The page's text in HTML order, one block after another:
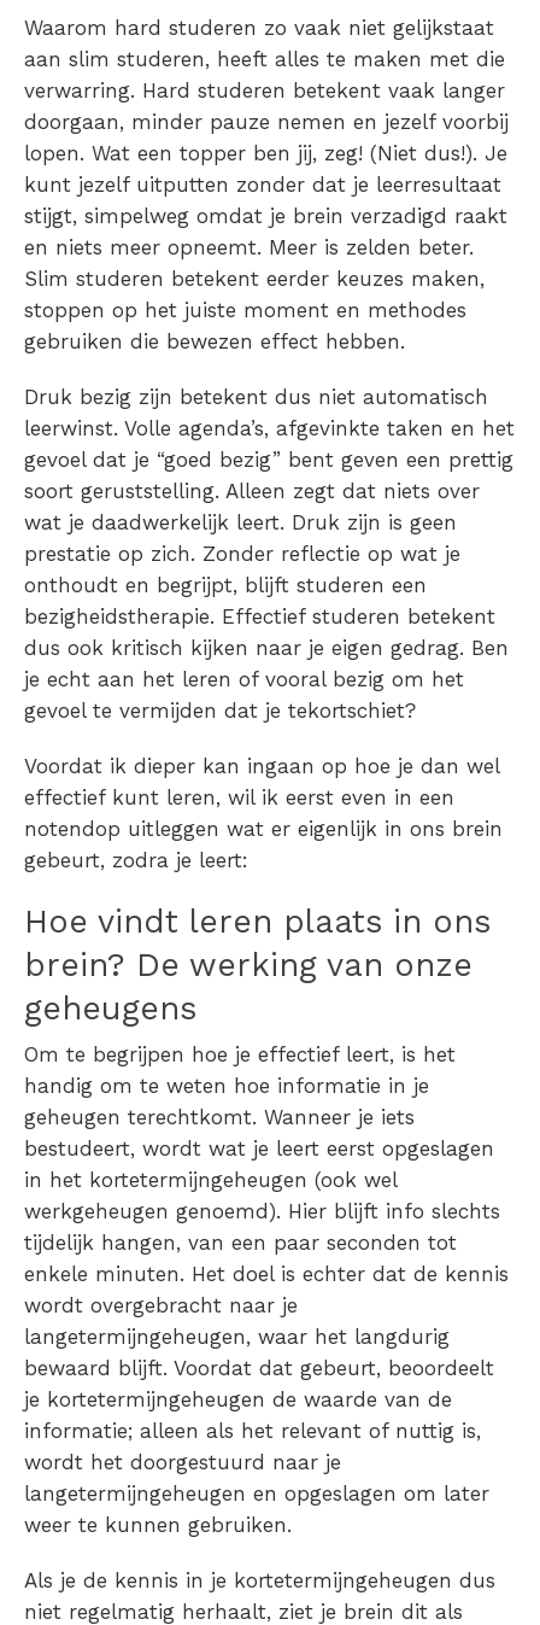
Waarom hard studeren zo vaak niet gelijkstaat
aan slim studeren, heeft alles te maken met die
verwarring. Hard studeren betekent vaak langer
doorgaan, minder pauze nemen en jezelf voorbij
lopen. Wat een topper ben jij, zeg! (Niet dus!). Je
kunt jezelf uitputten zonder dat je leerresultaat
stijgt, simpelweg omdat je brein verzadigd raakt
en niets meer opneemt. Meer is zelden beter.
Slim studeren betekent eerder keuzes maken,
stoppen op het juiste moment en methodes
gebruiken die bewezen effect hebben.
Druk bezig zijn betekent dus niet automatisch
leerwinst. Volle agenda’s, afgevinkte taken en het
gevoel dat je “goed bezig” bent geven een prettig
soort geruststelling. Alleen zegt dat niets over
wat je daadwerkelijk leert. Druk zijn is geen
prestatie op zich. Zonder reflectie op wat je
onthoudt en begrijpt, blijft studeren een
bezigheidstherapie. Effectief studeren betekent
dus ook kritisch kijken naar je eigen gedrag. Ben
je echt aan het leren of vooral bezig om het
gevoel te vermijden dat je tekortschiet?
Voordat ik dieper kan ingaan op hoe je dan wel
effectief kunt leren, wil ik eerst even in een
notendop uitleggen wat er eigenlijk in ons brein
gebeurt, zodra je leert:
Hoe vindt leren plaats in ons
brein? De werking van onze
geheugens
Om te begrijpen hoe je effectief leert, is het
handig om te weten hoe informatie in je
geheugen terechtkomt. Wanneer je iets
bestudeert, wordt wat je leert eerst opgeslagen
in het kortetermijngeheugen (ook wel
werkgeheugen genoemd). Hier blijft info slechts
tijdelijk hangen, van een paar seconden tot
enkele minuten. Het doel is echter dat de kennis
wordt overgebracht naar je
langetermijngeheugen, waar het langdurig
bewaard blijft. Voordat dat gebeurt, beoordeelt
je kortetermijngeheugen de waarde van de
informatie; alleen als het relevant of nuttig is,
wordt het doorgestuurd naar je
langetermijngeheugen en opgeslagen om later
weer te kunnen gebruiken.
Als je de kennis in je kortetermijngeheugen dus
niet regelmatig herhaalt, ziet je brein dit als